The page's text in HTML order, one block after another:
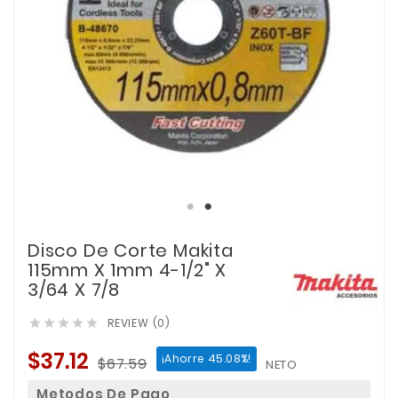
Disco De Corte Makita
115mm X 1mm 4-1/2" X
3/64 X 7/8
     REVIEW (0)
$37.12 $67.59 ¡Ahorre 45.08%! NETO
Metodos De Pago